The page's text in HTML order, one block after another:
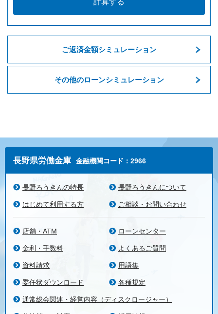
計算する
ご返済金額シミュレーション
その他のローンシミュレーション
長野県労働金庫 金融機関コード：2966
長野ろうきんの特長 長野ろうきんについて
はじめて利用する方 ご相談・お問い合わせ
店舗・ATM ローンセンター
金利・手数料 よくあるご質問
資料請求 用語集
委任状ダウンロード 各種規定
通常総会関連・経営内容（ディスクロージャー）